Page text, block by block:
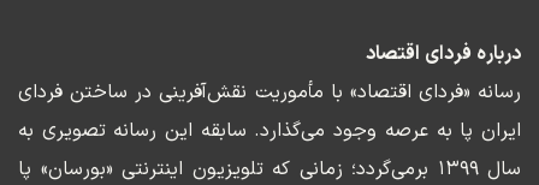
درباره فردای اقتصاد
رسانه «فردای اقتصاد» با مأموریت نقش‌آفرینی در ساختن فردای
ایران پا به عرصه وجود می‌گذارد. سابقه این رسانه تصویری به
سال ۱۳۹۹ برمی‌گردد؛ زمانی که تلویزیون اینترنتی «بورسان» پا